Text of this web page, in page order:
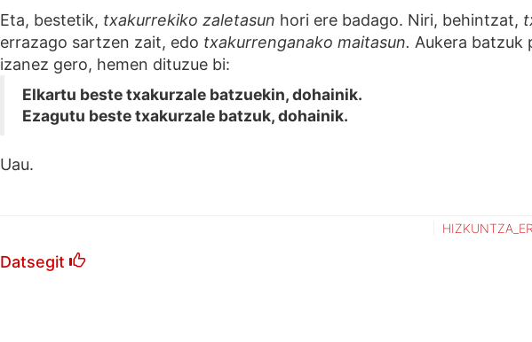
Eta, bestetik, txakurrekiko zaletasun hori ere badago. Niri, behintzat,
errazago sartzen zait, edo txakurrenganako maitasun. Aukera batzuk
izanez gero, hemen dituzue bi:
Elkartu beste txakurzale batzuekin, dohainik.
Ezagutu beste txakurzale batzuk, dohainik.
Uau.
Datsegit